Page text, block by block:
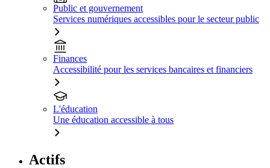
Public et gouvernement
Services numériques accessibles pour le secteur public
Finances
Accessibilité pour les services bancaires et financiers
L'éducation
Une éducation accessible à tous
Actifs